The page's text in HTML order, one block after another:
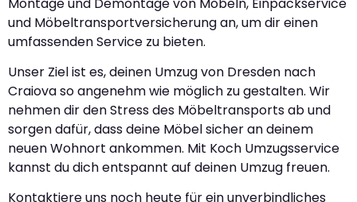
und Möbeltransportversicherung an, um dir einen
umfassenden Service zu bieten.
Unser Ziel ist es, deinen Umzug von Dresden nach
Craiova so angenehm wie möglich zu gestalten. Wir
nehmen dir den Stress des Möbeltransports ab und
sorgen dafür, dass deine Möbel sicher an deinem
neuen Wohnort ankommen. Mit Koch Umzugsservice
kannst du dich entspannt auf deinen Umzug freuen.
Kontaktiere uns noch heute für ein unverbindliches